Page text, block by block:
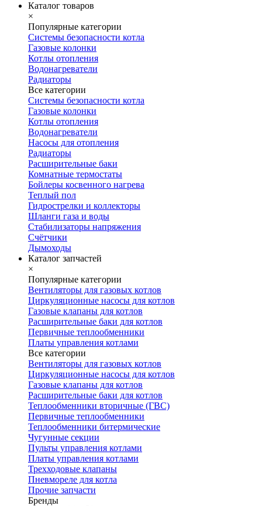
Каталог товаров
×
Популярные категории
Системы безопасности котла
Газовые колонки
Котлы отопления
Водонагреватели
Радиаторы
Все категории
Системы безопасности котла
Газовые колонки
Котлы отопления
Водонагреватели
Насосы для отопления
Радиаторы
Расширительные баки
Комнатные термостаты
Бойлеры косвенного нагрева
Теплый пол
Гидрострелки и коллекторы
Шланги газа и воды
Стабилизаторы напряжения
Счётчики
Дымоходы
Каталог запчастей
×
Популярные категории
Вентиляторы для газовых котлов
Циркуляционные насосы для котлов
Газовые клапаны для котлов
Расширительные баки для котлов
Первичные теплообменники
Платы управления котлами
Все категории
Вентиляторы для газовых котлов
Циркуляционные насосы для котлов
Газовые клапаны для котлов
Расширительные баки для котлов
Теплообменники вторичные (ГВС)
Первичные теплообменники
Теплообменники битермические
Чугунные секции
Пульты управления котлами
Платы управления котлами
Трехходовые клапаны
Пневмореле для котла
Прочие запчасти
Бренды